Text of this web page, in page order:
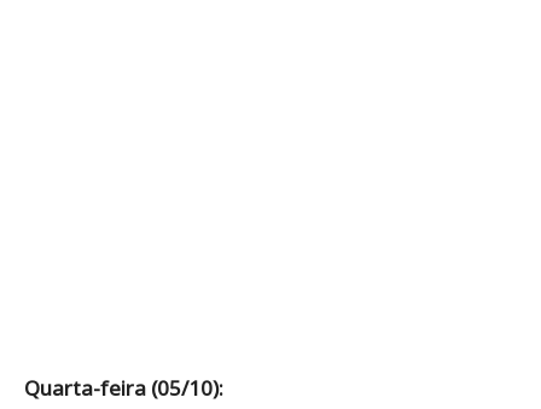
Quarta-feira (05/10):